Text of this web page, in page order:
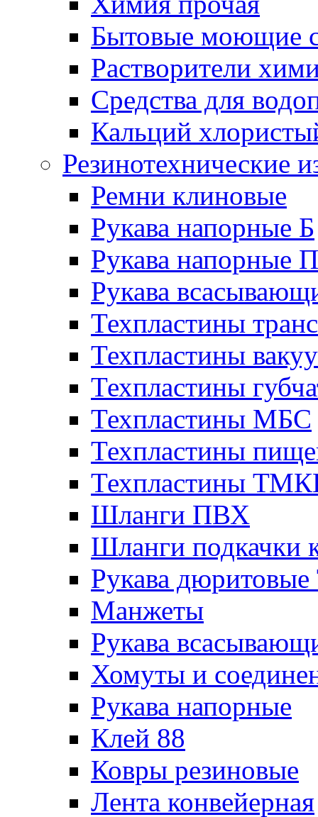
Бытовые моющие
Растворители
Средства для
Кальций
Резинотехнические
Ремни клиновые
Рукава напорные Б
Рукава напорные П
Рукава
Техпластины
Техпластины
Техпластины
Техпластины МБС
Техпластины
Техпластины
Шланги ПВХ
Шланги подкачки
Рукава
Манжеты
Рукава
Хомуты и
Рукава напорные
Клей 88
Ковры резиновые
Лента конвейерная